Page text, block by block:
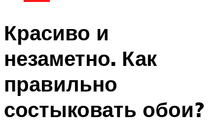
Красиво и
незаметно. Как
правильно
состыковать обои?